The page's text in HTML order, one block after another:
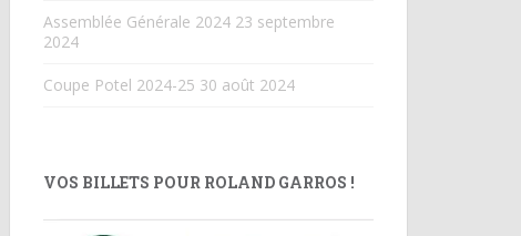
Assemblée Générale 2024 23 septembre
2024
Coupe Potel 2024-25 30 août 2024
VOS BILLETS POUR ROLAND GARROS !